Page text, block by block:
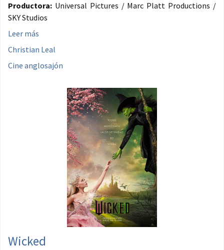
Productora: Universal Pictures / Marc Platt Productions /
SKY Studios
Leer más
Christian Leal
Cine anglosajón
Wicked